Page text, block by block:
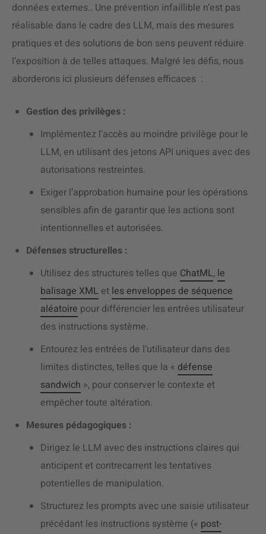
données externes.. Une prévention infaillible n’est pas
réalisable dans le cadre des LLM, mais des mesures
pratiques et des solutions de bon sens peuvent réduire
l’exposition à de telles attaques. Malgré les défis, nous
aborderons ici plusieurs défenses efficaces :
Gestion des privilèges :
Implémentez l’accès au moindre privilège pour le
LLM, en utilisant des jetons API uniques avec des
autorisations restreintes.
Exiger l’approbation humaine pour les opérations
sensibles afin de garantir que les actions sont
intentionnelles et autorisées.
Défenses structurelles :
Utilisez des structures telles que ChatML, le
balisage XML et les enveloppes de séquence
aléatoire pour différencier les entrées utilisateur
des instructions système.
Entourez les entrées de l’utilisateur dans des
limites distinctes, telles que la « défense
sandwich », pour conserver le contexte et
empêcher toute altération.
Mesures pédagogiques :
Dirigez le LLM avec des instructions claires qui
anticipent et contrecarrent les tentatives
potentielles de manipulation.
Structurez les prompts avec une saisie utilisateur
précédant les instructions système (« post-